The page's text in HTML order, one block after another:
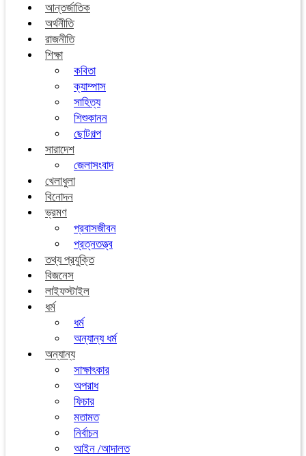
আন্তর্জাতিক
অর্থনীতি
রাজনীতি
শিক্ষা
কবিতা
ক্যাম্পাস
সাহিত্য
শিশুকানন
ছোটগল্প
সারাদেশ
জেলাসংবাদ
খেলাধুলা
বিনোদন
ভ্রমণ
প্রবাসজীবন
প্রত্নতত্ত্ব
তথ্য প্রযুক্তি
বিজনেস
লাইফস্টাইল
ধর্ম
ধর্ম
অন্যান্য ধর্ম
অন্যান্য
সাক্ষাৎকার
অপরাধ
ফিচার
মতামত
নির্বাচন
আইন /আদালত